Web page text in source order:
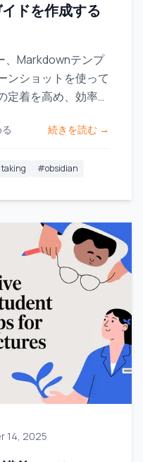
ドを作成する
、Markdownテンプ
ンショットを使って
着を高め、効率的
続きを読む →
taking #obsidian
14, 2025